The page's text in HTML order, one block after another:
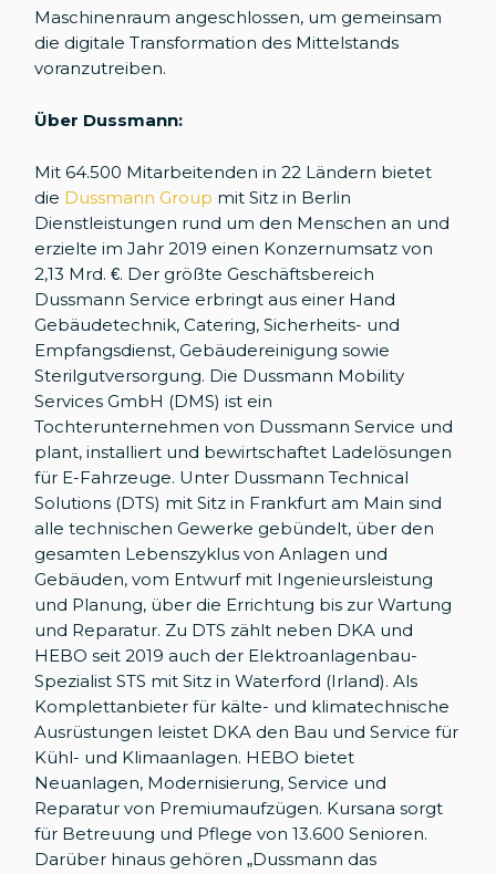
Maschinenraum angeschlossen, um gemeinsam
die digitale Transformation des Mittelstands
voranzutreiben.
Über Dussmann:
Mit 64.500 Mitarbeitenden in 22 Ländern bietet
die Dussmann Group mit Sitz in Berlin
Dienstleistungen rund um den Menschen an und
erzielte im Jahr 2019 einen Konzernumsatz von
2,13 Mrd. €. Der größte Geschäftsbereich
Dussmann Service erbringt aus einer Hand
Gebäudetechnik, Catering, Sicherheits- und
Empfangsdienst, Gebäudereinigung sowie
Sterilgutversorgung. Die Dussmann Mobility
Services GmbH (DMS) ist ein
Tochterunternehmen von Dussmann Service und
plant, installiert und bewirtschaftet Ladelösungen
für E-Fahrzeuge. Unter Dussmann Technical
Solutions (DTS) mit Sitz in Frankfurt am Main sind
alle technischen Gewerke gebündelt, über den
gesamten Lebenszyklus von Anlagen und
Gebäuden, vom Entwurf mit Ingenieursleistung
und Planung, über die Errichtung bis zur Wartung
und Reparatur. Zu DTS zählt neben DKA und
HEBO seit 2019 auch der Elektroanlagenbau-
Spezialist STS mit Sitz in Waterford (Irland). Als
Komplettanbieter für kälte- und klimatechnische
Ausrüstungen leistet DKA den Bau und Service für
Kühl- und Klimaanlagen. HEBO bietet
Neuanlagen, Modernisierung, Service und
Reparatur von Premiumaufzügen. Kursana sorgt
für Betreuung und Pflege von 13.600 Senioren.
Darüber hinaus gehören „Dussmann das